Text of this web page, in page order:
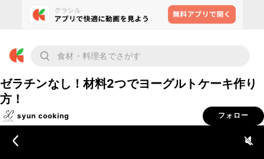
ゼラチンなし！材料2つでヨーグルトケーキ作り
方！
syun cooking フォロー